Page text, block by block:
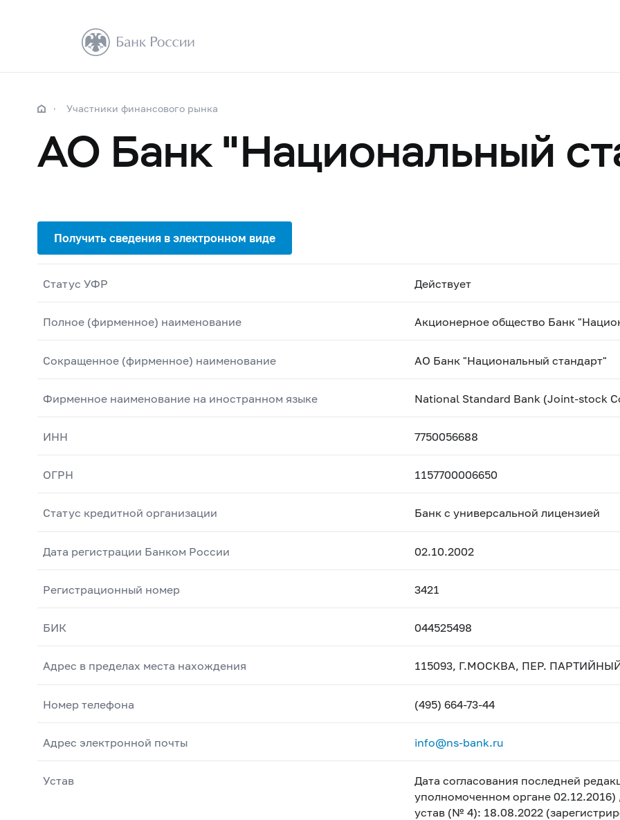
Участники финансового рынка
АО Банк "Национальный
Статус УФР Действует
Полное (фирменное) наименование Акционерное общество Банк
Сокращенное (фирменное) наименование АО Банк "Национальный стандарт"
Фирменное наименование на иностранном языке National Standard Bank (Joint-stock
ИНН 7750056688
ОГРН 1157700006650
Статус кредитной организации Банк с универсальной лицензией
Дата регистрации Банком России 02.10.2002
Регистрационный номер 3421
БИК 044525498
Адрес в пределах места нахождения 115093, Г.МОСКВА, ПЕР.
Номер телефона (495) 664-73-44
Адрес электронной почты info@ns-bank.ru
Устав
Дата согласования последней
уполномоченном органе 02.12.2016)
устав (№ 4): 18.08.2022